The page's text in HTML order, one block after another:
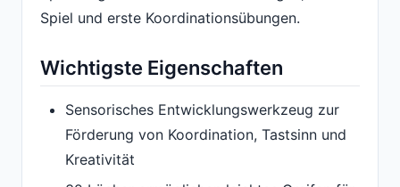
Spiel und erste Koordinationsübungen.
Wichtigste Eigenschaften
Sensorisches Entwicklungswerkzeug zur
Förderung von Koordination, Tastsinn und
Kreativität